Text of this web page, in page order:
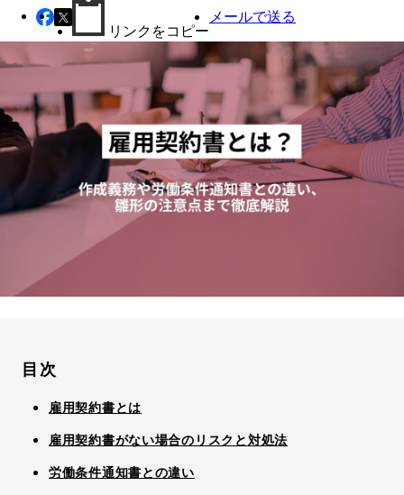
リンクをコピー
メールで送る
目次
雇用契約書とは
雇用契約書がない場合のリスクと対処法
労働条件通知書との違い